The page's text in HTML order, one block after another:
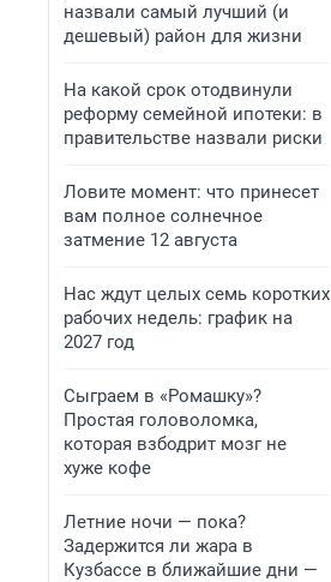
назвали самый лучший (и
дешевый) район для жизни
На какой срок отодвинули
реформу семейной ипотеки: в
правительстве назвали риски
Ловите момент: что принесет
вам полное солнечное
затмение 12 августа
Нас ждут целых семь коротких
рабочих недель: график на
2027 год
Сыграем в «Ромашку»?
Простая головоломка,
которая взбодрит мозг не
хуже кофе
Летние ночи — пока?
Задержится ли жара в
Кузбассе в ближайшие дни —